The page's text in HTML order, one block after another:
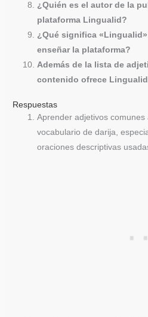
¿Quién es el autor de la
plataforma Lingualid?
¿Qué significa
enseñar la plataforma?
Además de la lista de
contenido ofrece
Respuestas
Aprender adjetivos comunes
vocabulario de darija,
oraciones descriptivas